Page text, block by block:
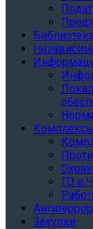
ГО и
Закупки